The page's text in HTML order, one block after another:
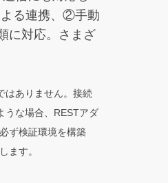
る連携、②手動
に対応。さまざ
はありません。接続
うな場合、RESTアダ
ず検証環境を構築
ます。